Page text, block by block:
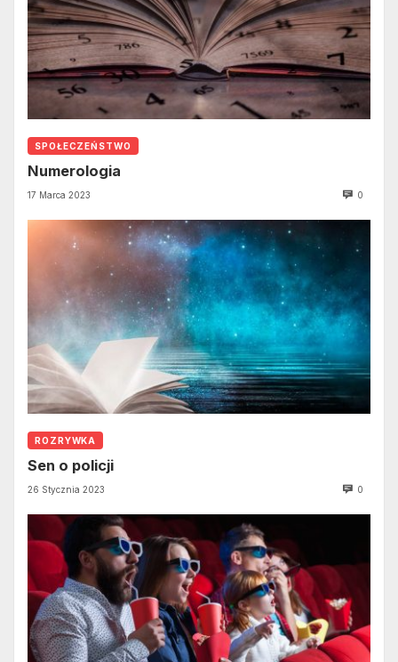
SPOŁECZEŃSTWO
Numerologia
17 Marca 2023 0
ROZRYWKA
Sen o policji
26 Stycznia 2023 0